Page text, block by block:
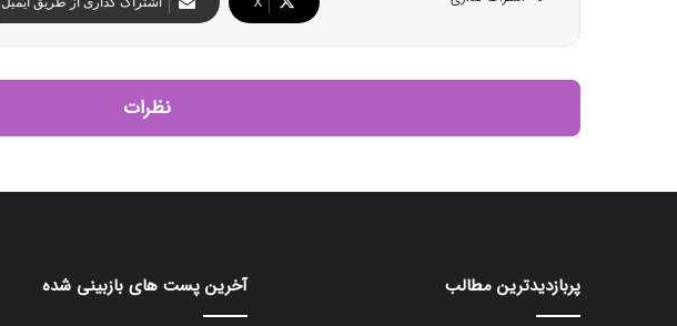
نظرات
پربازدیدترین مطالب آخرین پست های بازبینی شده
ردمی
پیکسل
۱۱